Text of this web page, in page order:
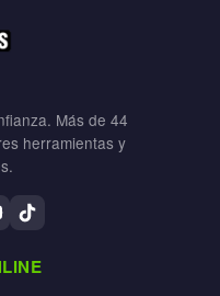
Más de 44
herramientas y